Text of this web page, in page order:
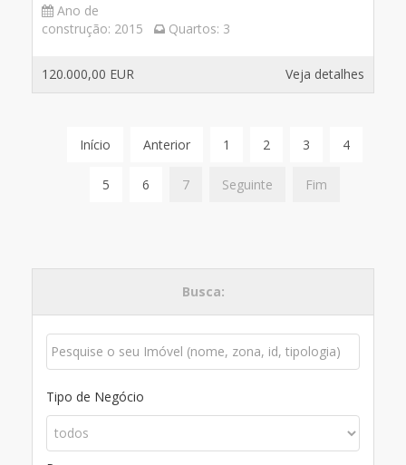
Ano de
construção: 2015 Quartos: 3
120.000,00 EUR Veja detalhes
Início Anterior 1 2 3 4
5 6 7 Seguinte Fim
Busca:
Tipo de Negócio